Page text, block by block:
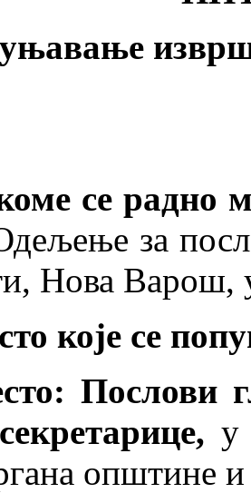
се радно
за
Нова Варош,
које се
Послови
у
општине